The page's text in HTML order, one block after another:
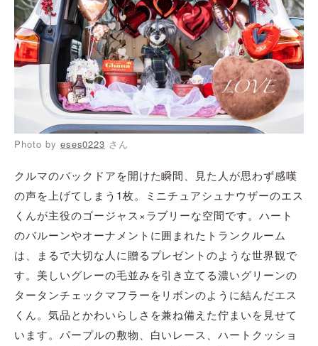
Photo by eses0223 さん
クルマのバックドアを開けた瞬間、見た人が思わず感嘆
の声を上げてしまう1枚。ミニチュアシュナウザーのエス
くんが主役のゴージャス×ラブリーな空間です。ハート
のバルーンやオーナメントに囲まれたトランクルーム
は、まるで大切な人に贈るプレゼントのような世界観で
す。美しいグレーの毛並みを引き立てる濃いグリーンの
タータンチェックマフラーをリボンのように結んだエス
くん。気品とかわいらしさを兼ね備えた佇まいを見せて
います。パープルの敷物、白いレース、ハートクッショ